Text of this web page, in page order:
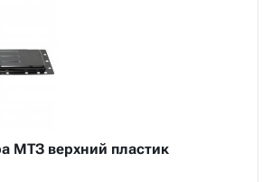
МТЗ верхний пластик